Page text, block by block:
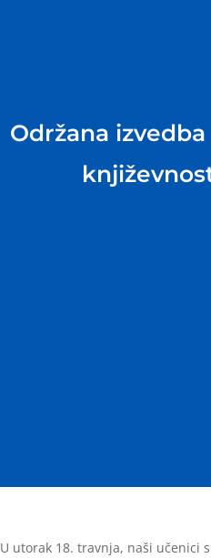
Održana
U utorak 18. travnja, naši učenici